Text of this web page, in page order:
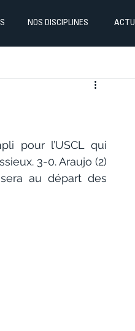
NOS DISCIPLINES
pour l’USCL qui
3-0. Araujo (2)
au départ des